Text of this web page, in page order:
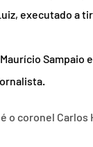
executado a
Sampaio
o coronel